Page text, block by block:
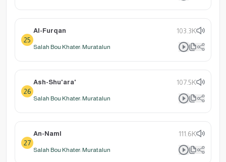
25
Al-Furqan 103.3K
Salah Bou Khater: Muratalun
26
Ash-Shu'ara' 107.5K
Salah Bou Khater: Muratalun
27
An-Naml 111.6K
Salah Bou Khater: Muratalun